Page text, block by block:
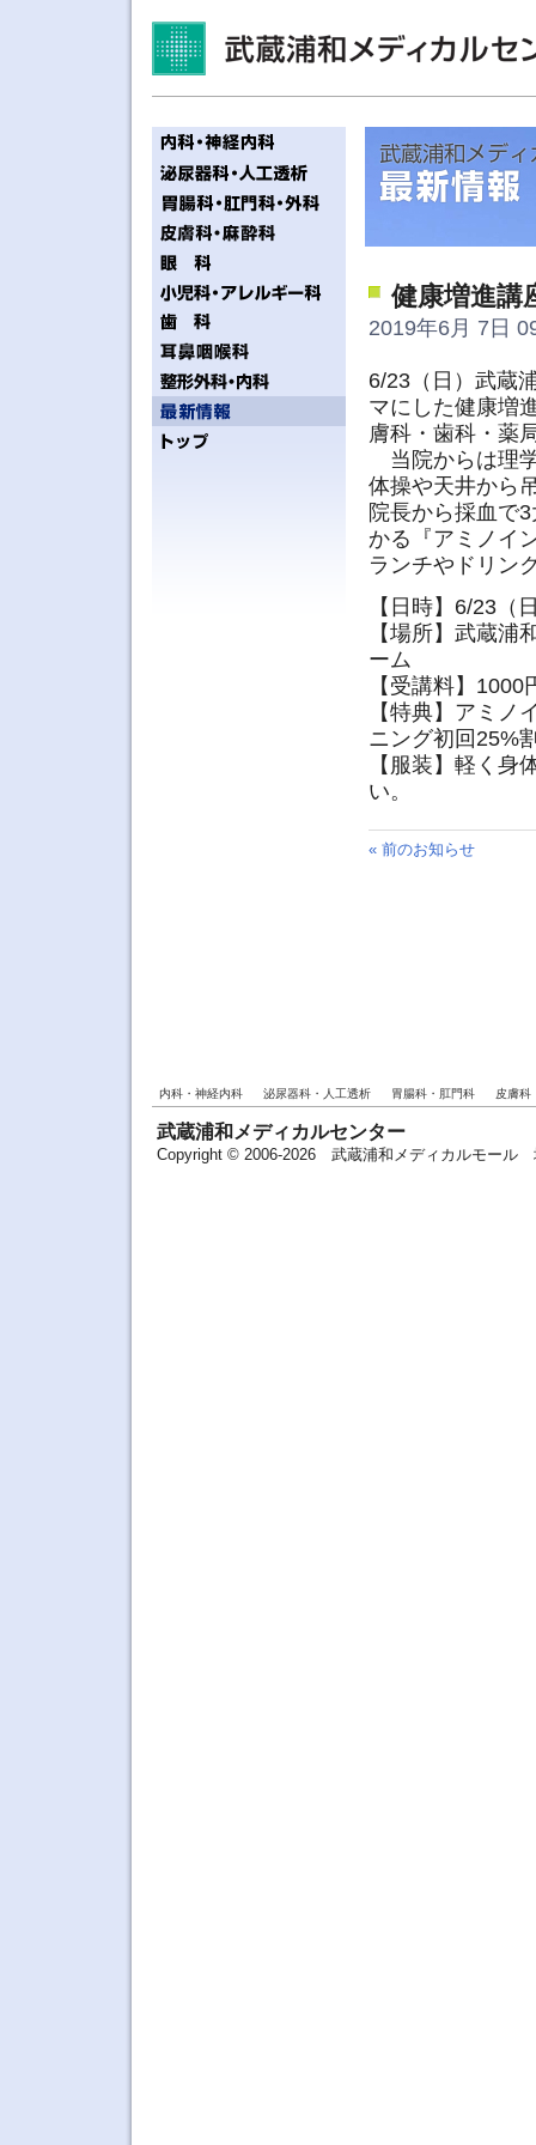
健康増進講
2019年6月 7日
6/23（日）武蔵
マにした健康増
膚科・歯科・薬
当院からは理
体操や天井から
院長から採血で
かる『アミノイ
ランチやドリン
【日時】6/23（
【場所】武蔵
ーム
【受講料】
【特典】アミノ
ニング初回25%
【服装】軽く身
い。
« 前のお知らせ
内科・神経内科 泌尿器科・人工透析 胃腸科・肛門科 皮膚科
武蔵浦和メディカルセンター
Copyright © 2006-2026 武蔵浦和メディカルモール